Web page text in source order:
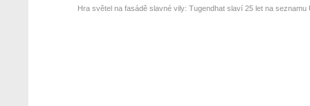
Hra světel na fasádě slavné vily: Tugendhat slaví 25 let na seznamu